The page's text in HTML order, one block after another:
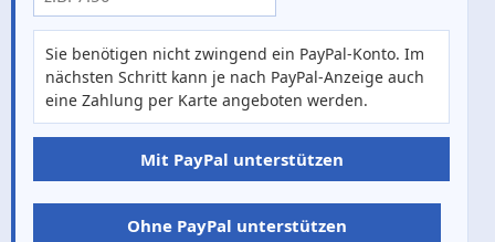
Sie benötigen nicht zwingend ein PayPal-Konto. Im
nächsten Schritt kann je nach PayPal-Anzeige auch
eine Zahlung per Karte angeboten werden.
Mit PayPal unterstützen
Ohne PayPal unterstützen